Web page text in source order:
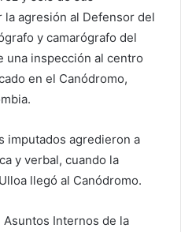
agresión al Defensor del
y camarógrafo del
una inspección al centro
en el Canódromo,
imputados agredieron a
y verbal, cuando la
llegó al Canódromo.
Asuntos Internos de la